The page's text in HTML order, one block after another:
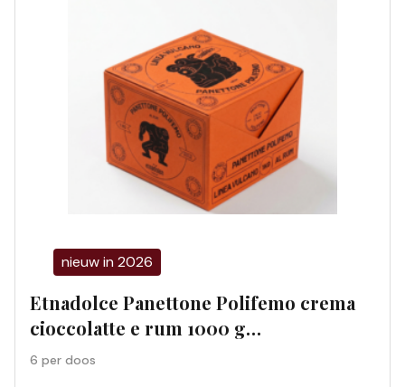
nieuw in 2026
Etnadolce Panettone Polifemo crema
cioccolatte e rum 1000 g
geschenkdoos (6 per doos) 01198S
6 per doos